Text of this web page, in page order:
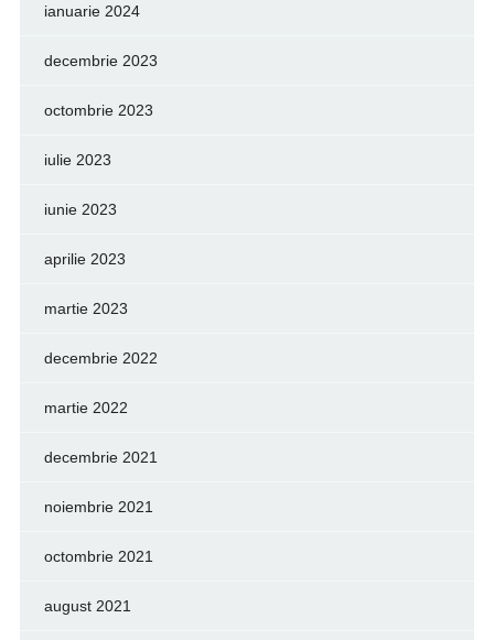
ianuarie 2024
decembrie 2023
octombrie 2023
iulie 2023
iunie 2023
aprilie 2023
martie 2023
decembrie 2022
martie 2022
decembrie 2021
noiembrie 2021
octombrie 2021
august 2021